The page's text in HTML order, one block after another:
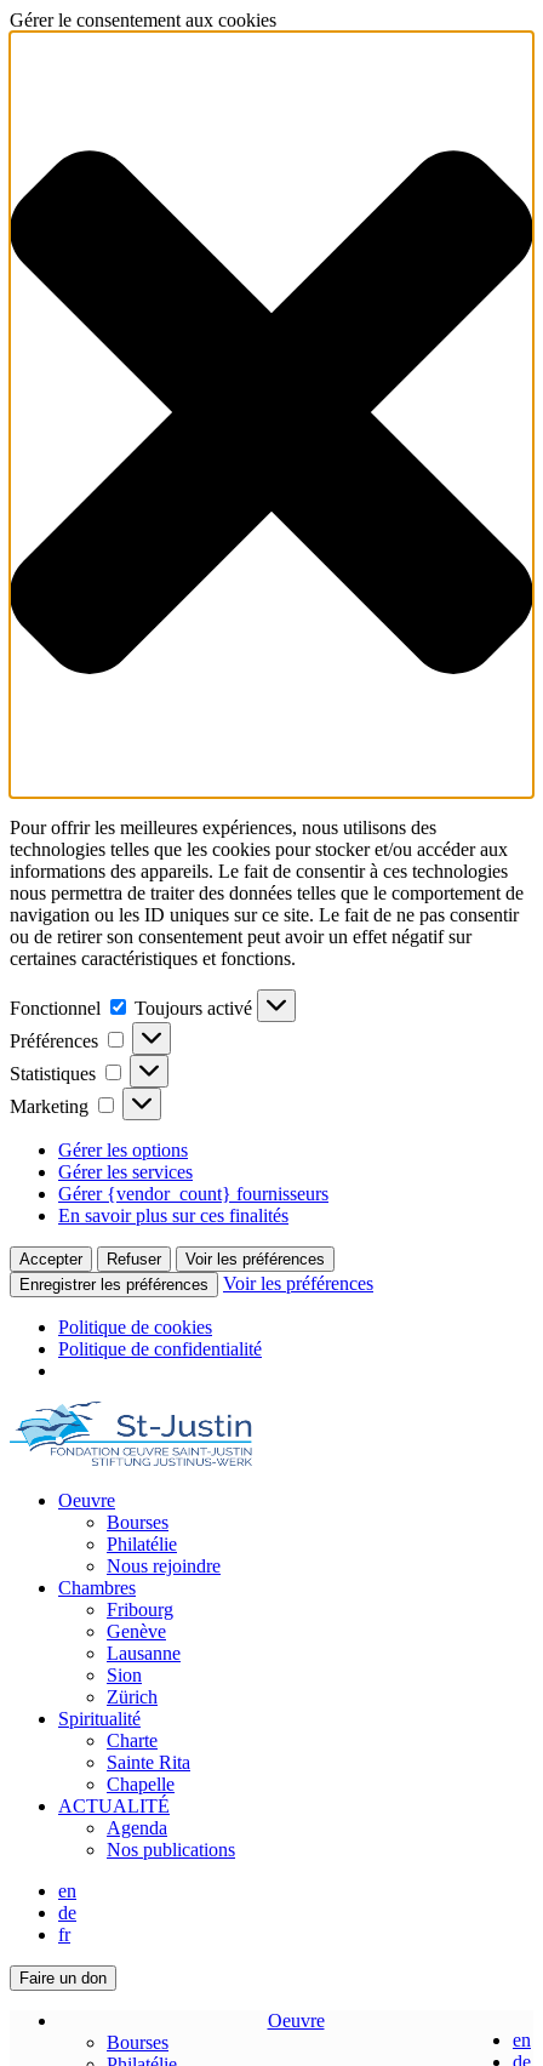
Gérer le consentement aux cookies
Pour offrir les meilleures expériences, nous utilisons des
technologies telles que les cookies pour stocker et/ou accéder aux
informations des appareils. Le fait de consentir à ces technologies
nous permettra de traiter des données telles que le comportement de
navigation ou les ID uniques sur ce site. Le fait de ne pas consentir
ou de retirer son consentement peut avoir un effet négatif sur
certaines caractéristiques et fonctions.
Fonctionnel Fonctionnel
Toujours activé
Préférences
Préférences
Statistiques Statistiques
Marketing Marketing
Gérer les options
Gérer les services
Gérer {vendor_count} fournisseurs
En savoir plus sur ces finalités
Accepter Refuser
Voir les préférences
Enregistrer les préférences
Voir les préférences
Politique de cookies
Politique de confidentialité
Oeuvre
Bourses
Philatélie
Nous rejoindre
Chambres
Fribourg
Genève
Lausanne
Sion
Zürich
Spiritualité
Charte
Sainte Rita
Chapelle
ACTUALITÉ
Agenda
Nos publications
en
de
fr
Faire un don
en
Oeuvre
Bourses